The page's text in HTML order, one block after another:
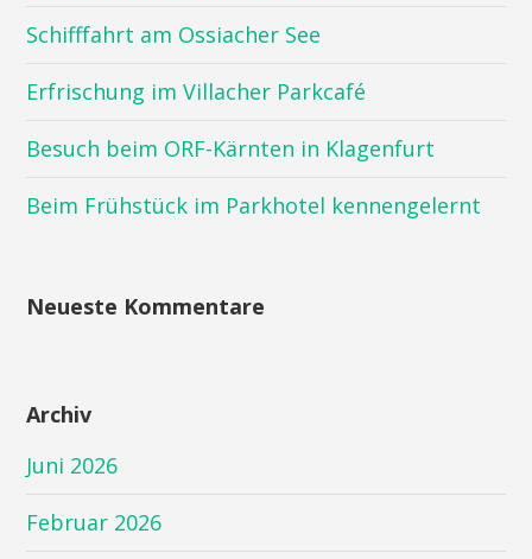
Schifffahrt am Ossiacher See
Erfrischung im Villacher Parkcafé
Besuch beim ORF-Kärnten in Klagenfurt
Beim Frühstück im Parkhotel kennengelernt
Neueste Kommentare
Archiv
Juni 2026
Februar 2026